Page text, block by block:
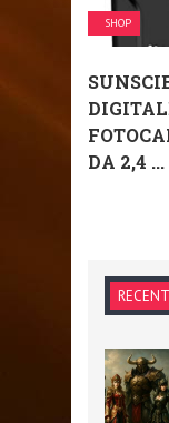
SHOP
DA 2,4 ...
RECENT